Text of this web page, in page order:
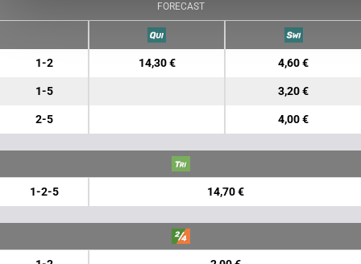
FORECAST
1-2 14,30 € 4,60 €
1-5 3,20 €
2-5 4,00 €
1-2-5 14,70 €